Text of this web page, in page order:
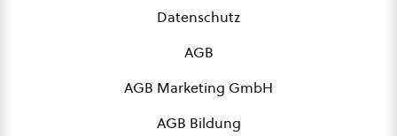
Datenschutz
AGB
AGB Marketing GmbH
AGB Bildung